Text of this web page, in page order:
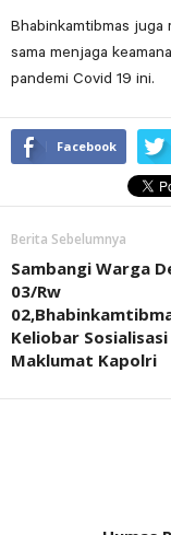
Bhabinkamtibmas juga
sama menjaga
pandemi Covid 19 ini.
Facebook
Berita Sebelumnya
Sambangi Warga
03/Rw
Keliobar Sosialisasi
Maklumat Kapolri